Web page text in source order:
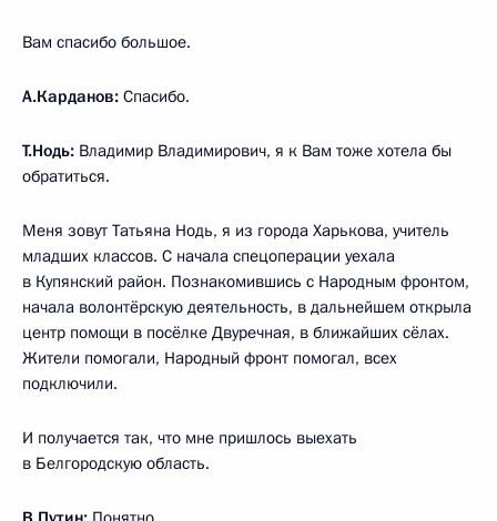
Вам спасибо большое.
А.Карданов: Спасибо.
Т.Нодь: Владимир Владимирович, я к Вам тоже хотела бы
обратиться.
Меня зовут Татьяна Нодь, я из города Харькова, учитель
младших классов. С начала спецоперации уехала
в Купянский район. Познакомившись с Народным фронтом,
начала волонтёрскую деятельность, в дальнейшем открыла
центр помощи в посёлке Двуречная, в ближайших сёлах.
Жители помогали, Народный фронт помогал, всех
подключили.
И получается так, что мне пришлось выехать
в Белгородскую область.